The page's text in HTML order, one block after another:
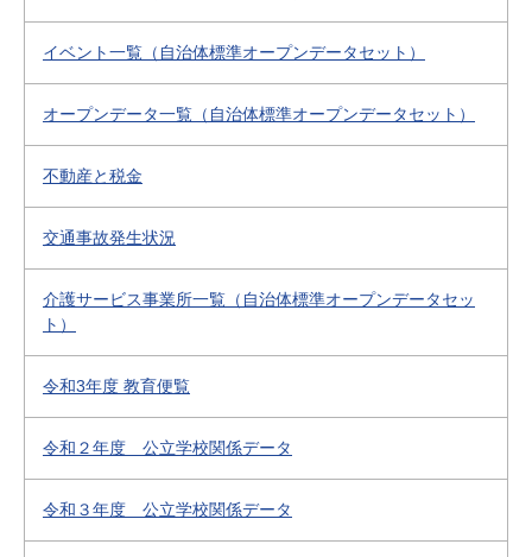
イベント一覧（自治体標準オープンデータセット）
オープンデータ一覧（自治体標準オープンデータセット）
不動産と税金
交通事故発生状況
介護サービス事業所一覧（自治体標準オープンデータセッ
ト）
令和3年度 教育便覧
令和２年度 公立学校関係データ
令和３年度 公立学校関係データ